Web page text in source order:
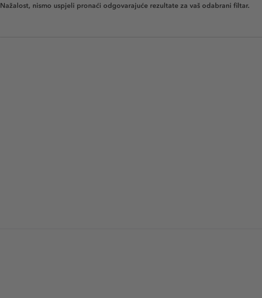
Nažalost, nismo uspjeli pronaći odgovarajuće rezultate za vaš odabrani filtar.